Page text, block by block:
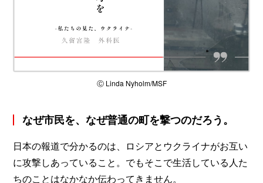
Ⓒ Linda Nyholm/MSF
なぜ市民を、なぜ普通の町を撃つのだろう。
日本の報道で分かるのは、ロシアとウクライナがお互い
に攻撃しあっていること。でもそこで生活している人た
ちのことはなかなか伝わってきません。